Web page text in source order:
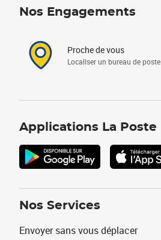
Nos Engagements
Proche de vous
Localiser un bureau de poste
Applications La Poste
Nos Services
Envoyer sans vous déplacer